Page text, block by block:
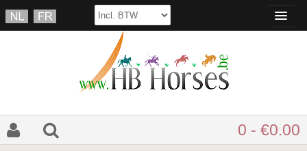
0 - €0.00